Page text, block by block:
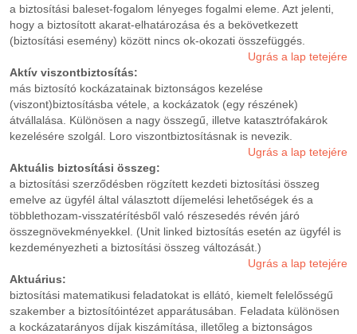
a biztosítási baleset-fogalom lényeges fogalmi eleme. Azt jelenti,
hogy a biztosított akarat-elhatározása és a bekövetkezett
(biztosítási esemény) között nincs ok-okozati összefüggés.
Ugrás a lap tetejére
Aktív viszontbiztosítás:
más biztosító kockázatainak biztonságos kezelése
(viszont)biztosításba vétele, a kockázatok (egy részének)
átvállalása. Különösen a nagy összegű, illetve katasztrófakárok
kezelésére szolgál. Loro viszontbiztosításnak is nevezik.
Ugrás a lap tetejére
Aktuális biztosítási összeg:
a biztosítási szerződésben rögzített kezdeti biztosítási összeg
emelve az ügyfél által választott díjemelési lehetőségek és a
többlethozam-visszatérítésből való részesedés révén járó
összegnövekményekkel. (Unit linked biztosítás esetén az ügyfél is
kezdeményezheti a biztosítási összeg változását.)
Ugrás a lap tetejére
Aktuárius:
biztosítási matematikusi feladatokat is ellátó, kiemelt felelősségű
szakember a biztosítóintézet apparátusában. Feladata különösen
a kockázatarányos díjak kiszámítása, illetőleg a biztonságos